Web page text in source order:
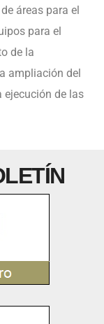
áreas para el
para el
de la
ampliación del
ejecución de las